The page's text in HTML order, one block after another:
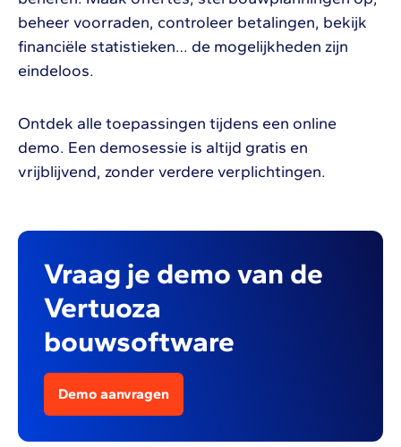
beheer voorraden, controleer betalingen, bekijk
financiële statistieken… de mogelijkheden zijn
eindeloos.
Ontdek alle toepassingen tijdens een online
demo. Een demosessie is altijd gratis en
vrijblijvend, zonder verdere verplichtingen.
Vraag je demo van de
Vertuoza
bouwsoftware
Demo aanvragen